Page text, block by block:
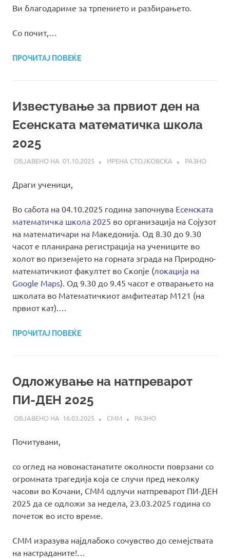
Ви благодариме за трпението и разбирањето.
Со почит,…
ПРОЧИТАЈ ПОВЕЌЕ
Известување за првиот ден на
Есенската математичка школа
2025
01.10.2025 ИРЕНА СТОЈКОВСКА РАЗНО
Драги ученици,
Во сабота на 04.10.2025 година започнува Есенската
математичка школа 2025 во организација на Сојузот
на математичари на Македонија. Од 8.30 до 9.30
часот е планирана регистрација на учениците во
холот во приземјето на горната зграда на Природно-
математичкиот факултет во Скопје (локација на
Google Maps). Од 9.30 до 9.45 часот е отварањето на
школата во Математичкиот амфитеатар М121 (на
првиот кат).…
ПРОЧИТАЈ ПОВЕЌЕ
Одложување на натпреварот
ПИ-ДЕН 2025
16.03.2025 СММ РАЗНО
Почитувани,
со оглед на новонастанатите околности поврзани со
огромната трагедија која се случи пред неколку
часови во Кочани, СММ одлучи натпреварот ПИ-ДЕН
2025 да се одложи за недела, 23.03.2025 година со
почеток во исто време.
СММ изразува најдлабоко сочувство до семејствата
на настраданите!…